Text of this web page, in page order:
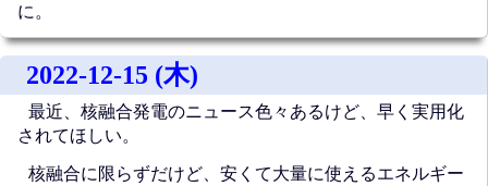
に。
2022-12-15 (木)
最近、核融合発電のニュース色々あるけど、早く実用化
されてほしい。
核融合に限らずだけど、安くて大量に使えるエネルギー